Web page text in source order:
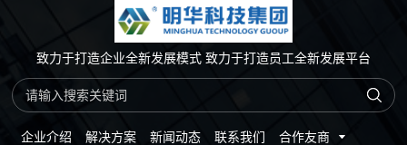
额）支持消费流水查询
致力于打造企业全新发展模式 致力于打造员工全新发展平台
企业介绍 解决方案 新闻动态 联系我们 合作友商